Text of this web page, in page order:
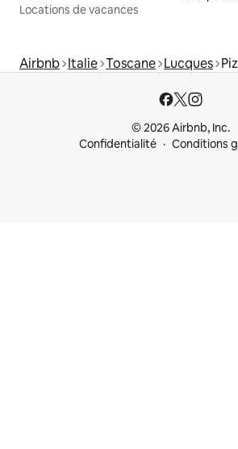
Locations de vacances
Airbnb Italie Toscane Lucques
© 2026 Airbnb, Inc.
Confidentialité
Conditions